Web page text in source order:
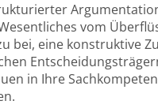
vom
bei, eine konstruktive
in Ihre